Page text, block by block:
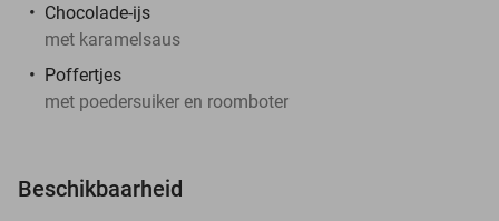
Chocolade-ijs
met karamelsaus
Poffertjes
met poedersuiker en roomboter
Beschikbaarheid